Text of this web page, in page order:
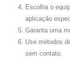
Escolha o
aplicação
Garanta uma
Use métodos
sem contato.